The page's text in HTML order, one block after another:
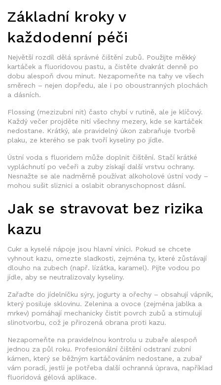
Základní kroky v
každodenní péči
Největší rozdíl dělá správné čištění zubů. Použijte měkký
kartáček a fluoridovou pastu, a čistěte dvakrát denně po
dobu alespoň dvou minut. Nezapomeňte na tahy ve všech
směrech – nejen dopředu, ale i po oboustranných plochách
a dásních.
Flossing (mezizubní nit) často chybí v rutině, ale je klíčový.
Každý večer projděte nití všechny mezery, kde se kartáček
nedostane. Krátký, ale pravidelný úkon zabraňuje tvorbě
plaku, ze kterého se pak tvoří kyseliny po jídle.
Ústní voda s fluoridem může doplnit čištění. Stačí krátké
vypláchnutí po večeři a zuby získají další vrstvu ochrany.
Nesnažte se ale nadměrně používat alkoholové ústní vody –
mohou sušit sliznici a oslabit obranyschopnost dásní.
Jak se stravovat bez rizika
kazu
Cukr a kyselé nápoje jsou hlavní viníci. Pokud se chcete
vyhnout kazu, omezte sladkosti, zejména ty, které zůstávají
dlouho na zubech (např. lízátka, karamel). Pijte vodou po
jídle, aby se neutralizovaly kyseliny.
Zařaďte do jídelníčku sýry, jogurty a ořechy – obsahují vápník,
který posiluje sklovinu. Zelenina a ovoce (zejména jablka a
mrkev) pomáhají mechanicky čistit povrch zubů a stimulují
slinotvorbu, což je přirozená obrana proti kazu.
Nezapomeňte na pravidelnou kontrolu u zubaře alespoň
jednou za půl roku. Profesionální čištění odstraní zubní
kámen, který se běžným kartáčováním nedostane, a zubař
vám poradí, jestli je potřeba další ochranná úprava, například
fluoridová gélová aplikace.